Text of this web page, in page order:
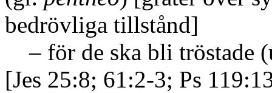
bedrövliga tillstånd]
– för de ska bli tröstade
[Jes 25:8; 61:2-3; Ps